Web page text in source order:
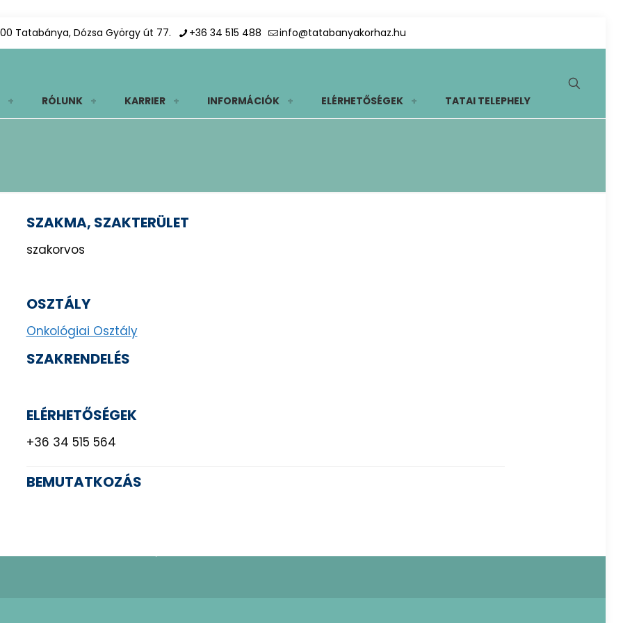
Tatabánya, Dózsa György út 77. +36 34 515 488 info@tatabanyakorhaz.hu
RÓLUNK KARRIER INFORMÁCIÓK ELÉRHETŐSÉGEK TATAI TELEPHELY
SZAKMA, SZAKTERÜLET
szakorvos
OSZTÁLY
Onkológiai Osztály
SZAKRENDELÉS
ELÉRHETŐSÉGEK
+36 34 515 564
BEMUTATKOZÁS